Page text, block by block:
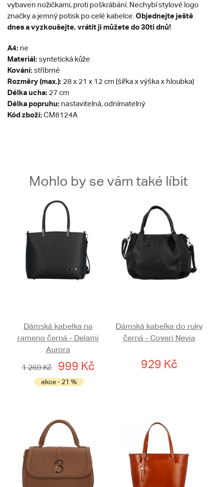
vybaven nožičkami, proti poškrábání. Nechybí stylové logo
značky a jemný potisk po celé kabelce. Objednejte ještě
dnes a vyzkoušejte, vrátit ji můžete do 30ti dnů!
A4: ne
Materiál: syntetická kůže
Kování: stříbrné
Rozměry (max.): 28 x 21 x 12 cm (šířka x výška x hloubka)
Délka ucha: 27 cm
Délka popruhu: nastavitelná, odnímatelný
Kód zboží: CM6124A
Mohlo by se vám také líbit
Dámská kabelka na
rameno černá - Delami
Aurora
1 269 Kč
999 Kč
akce - 21 %
Dámská kabelka do ruky
černá - Coveri Nevia
929 Kč